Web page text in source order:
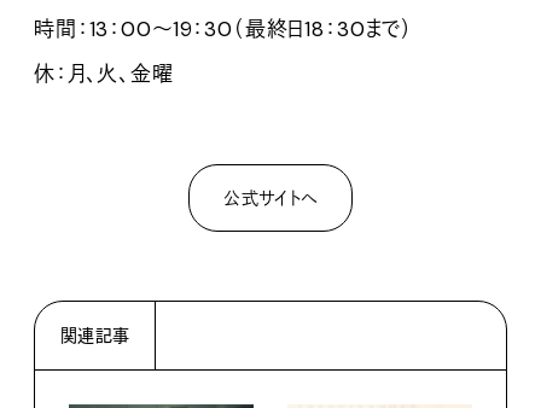
時間：13：00～19：30（最終日18：30まで）
休：月、火、金曜
公式サイトへ
関連記事